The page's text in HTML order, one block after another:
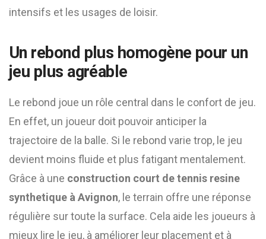
intensifs et les usages de loisir.
Un rebond plus homogène pour un
jeu plus agréable
Le rebond joue un rôle central dans le confort de jeu.
En effet, un joueur doit pouvoir anticiper la
trajectoire de la balle. Si le rebond varie trop, le jeu
devient moins fluide et plus fatigant mentalement.
Grâce à une construction court de tennis resine
synthetique à Avignon, le terrain offre une réponse
régulière sur toute la surface. Cela aide les joueurs à
mieux lire le jeu, à améliorer leur placement et à